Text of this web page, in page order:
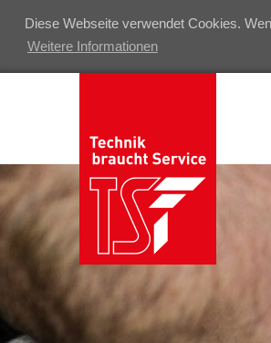
Diese Webseite verwendet Cookies.
Weitere Informationen